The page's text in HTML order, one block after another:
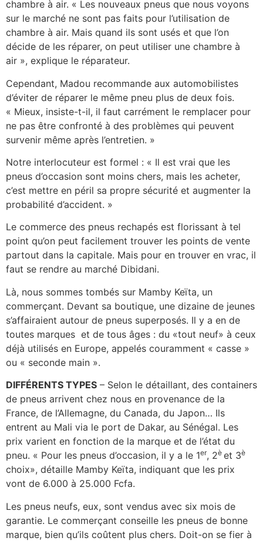
chambre à air. « Les nouveaux pneus que nous voyons
sur le marché ne sont pas faits pour l’utilisation de
chambre à air. Mais quand ils sont usés et que l’on
décide de les réparer, on peut utiliser une chambre à
air », explique le réparateur.
Cependant, Madou recommande aux automobilistes
d’éviter de réparer le même pneu plus de deux fois.
« Mieux, insiste-t-il, il faut carrément le remplacer pour
ne pas être confronté à des problèmes qui peuvent
survenir même après l’entretien. »
Notre interlocuteur est formel : « Il est vrai que les
pneus d’occasion sont moins chers, mais les acheter,
c’est mettre en péril sa propre sécurité et augmenter la
probabilité d’accident. »
Le commerce des pneus rechapés est florissant à tel
point qu’on peut facilement trouver les points de vente
partout dans la capitale. Mais pour en trouver en vrac, il
faut se rendre au marché Dibidani.
Là, nous sommes tombés sur Mamby Keïta, un
commerçant. Devant sa boutique, une dizaine de jeunes
s’affairaient autour de pneus superposés. Il y a en de
toutes marques et de tous âges : du «tout neuf» à ceux
déjà utilisés en Europe, appelés couramment « casse »
ou « seconde main ».
DIFFÉRENTS TYPES – Selon le détaillant, des containers
de pneus arrivent chez nous en provenance de la
France, de l’Allemagne, du Canada, du Japon… Ils
entrent au Mali via le port de Dakar, au Sénégal. Les
prix varient en fonction de la marque et de l’état du
pneu. « Pour les pneus d’occasion, il y a le 1er, 2è et 3è
choix», détaille Mamby Keïta, indiquant que les prix
vont de 6.000 à 25.000 Fcfa.
Les pneus neufs, eux, sont vendus avec six mois de
garantie. Le commerçant conseille les pneus de bonne
marque, bien qu’ils coûtent plus chers. Doit-on se fier à